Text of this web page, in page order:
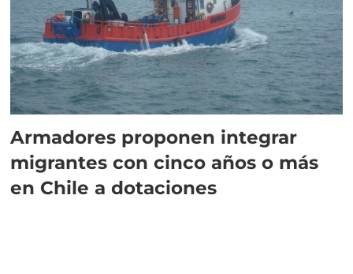
Armadores proponen integrar
migrantes con cinco años o más
en Chile a dotaciones